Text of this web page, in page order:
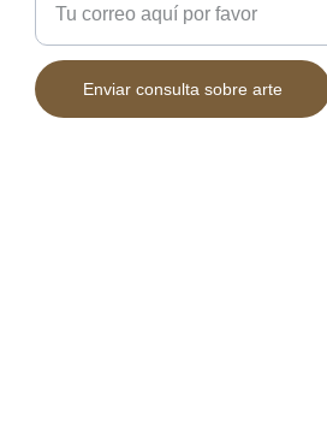
Enviar consulta sobre arte